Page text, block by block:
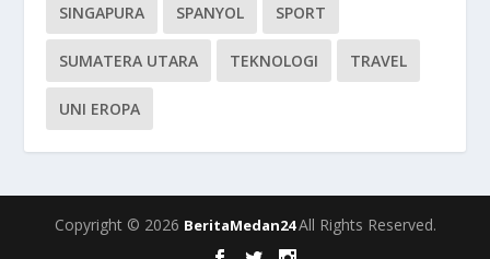
SINGAPURA SPANYOL SPORT
SUMATERA UTARA TEKNOLOGI TRAVEL
UNI EROPA
Copyright © 2026 BeritaMedan24All Rights Reserved.